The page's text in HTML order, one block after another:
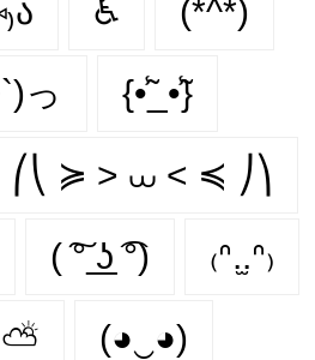
♿ (*^*)
っ {•̃̾_•̃̾}
⎛⎝ ≽ > ⩊ < ≼ ⎠⎞
( ͠° ͟ʖ ͡°) ₍ᐢ.̫.ᐢ₎
⛅ (◕‿◕)